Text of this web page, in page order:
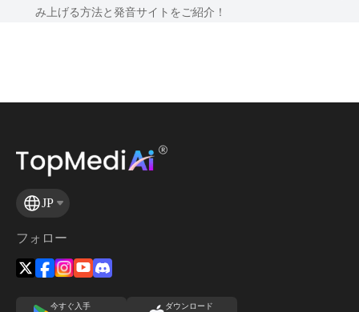
み上げる方法と発音サイトをご紹介！
JP
フォロー
今すぐ入手 ダウンロード